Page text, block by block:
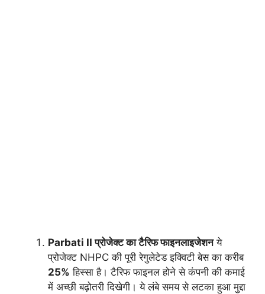
Parbati II प्रोजेक्ट का टैरिफ फाइनलाइजेशनये
प्रोजेक्ट NHPC की पूरी रेगुलेटेड इक्विटी बेस का करीब
25% हिस्सा है। टैरिफ फाइनल होने से कंपनी की कमाई
में अच्छी बढ़ोतरी दिखेगी। ये लंबे समय से लटका हुआ मुद्दा